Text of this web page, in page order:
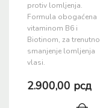
protiv lomljenja.
Formula obogaćena
vitaminom B6 i
Biotinom, za trenutno
smanjenje lomljenja
vlasi.
2.900,00 рсд